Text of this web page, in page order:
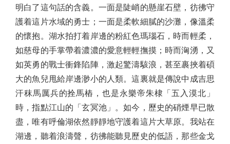
明白了這句話的含義。一面是陡峭的懸崖石壁，彷彿守
護着這片水域的勇士；一面是柔軟細膩的沙灘，像溫柔
的懷抱。湖水拍打着岸邊的粉紅色瑪瑙石，時而輕柔，
如慈母的手掌帶着濃濃的愛意輕輕撫摸；時而洶湧，又
如英勇的戰士衝鋒陷陣，激起驚濤駭浪，甚至裹挾着碩
大的魚兒甩給岸邊渺小的人類。這裏就是傳說中成吉思
汗秣馬厲兵的拴馬樁，也是永樂帝朱棣「五入漠北」
時，指點江山的「玄冥池」。如今，歷史的硝煙早已散
盡，唯有呼倫湖依然靜靜地守護着這片大草原。我站在
湖邊，聽着浪濤聲，彷彿能聽見歷史的低語，那些金戈